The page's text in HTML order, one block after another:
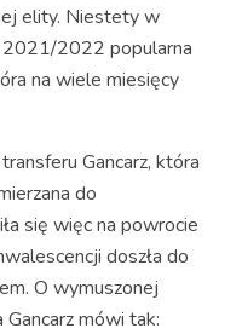
elity. Niestety w
2021/2022 popularna
na wiele miesięcy
Gancarz, która
do
się więc na powrocie
doszła do
O wymuszonej
mówi tak: